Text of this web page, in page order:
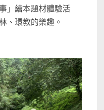
」繪本題材體驗活
、環教的樂趣。